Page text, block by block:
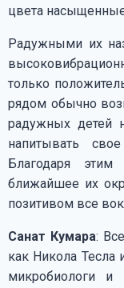
цвета
Радужными их
только
рядом обычно
радужных детей
напитывать
Благодаря
ближайшее их
позитивом все
Санат Кумара:
как Никола Тесла
микробиологи и